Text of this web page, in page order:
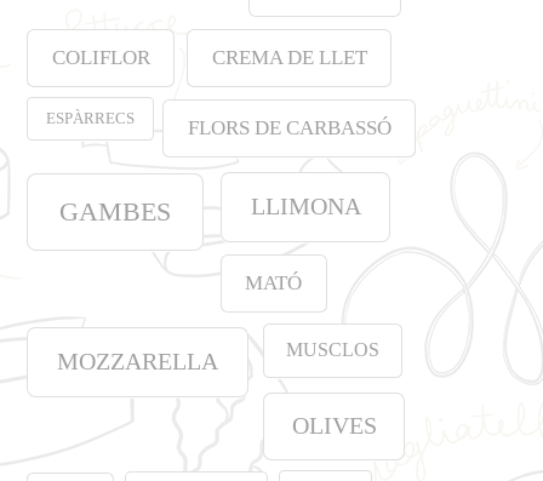
COLIFLOR CREMA DE LLET
ESPÀRRECS FLORS DE CARBASSÓ
GAMBES LLIMONA
MATÓ
MOZZARELLA MUSCLOS
OLIVES